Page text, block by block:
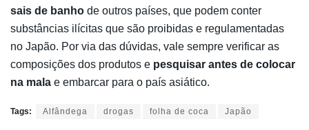
sais de banho de outros países, que podem conter
substâncias ilícitas que são proibidas e regulamentadas
no Japão. Por via das dúvidas, vale sempre verificar as
composições dos produtos e pesquisar antes de colocar
na mala e embarcar para o país asiático.
Tags: Alfândega drogas folha de coca Japão